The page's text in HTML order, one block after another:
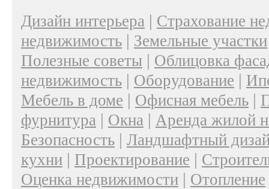
Дизайн интерьера | Страхование
недвижимость | Земельные участки
Полезные советы | Облицовка
недвижимость | Оборудование |
Мебель в доме | Офисная мебель |
фурнитура | Окна | Аренда жилой
Безопасность | Ландшафтный
кухни | Проектирование |
Оценка недвижимости | Отопление